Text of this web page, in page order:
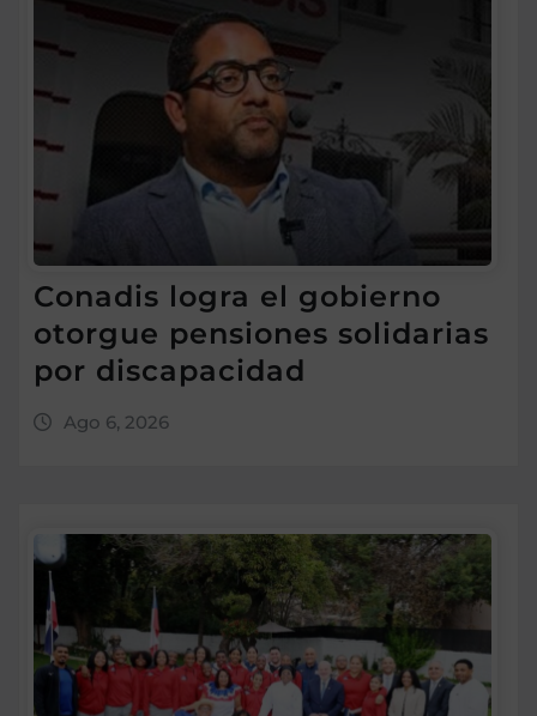
Conadis logra el gobierno
otorgue pensiones solidarias
por discapacidad
Ago 6, 2026